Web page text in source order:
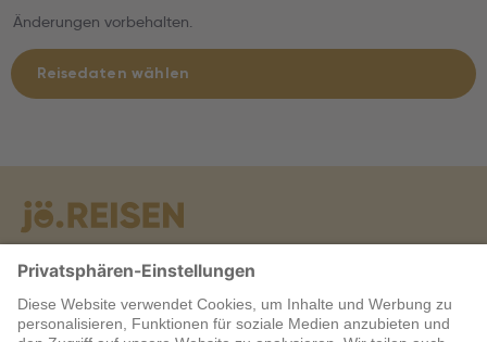
Änderungen vorbehalten.
Reisedaten wählen
Warum jö?